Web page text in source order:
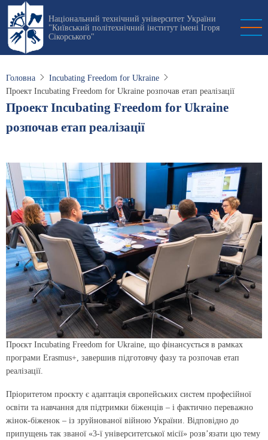
Перейти
основного
вмісту
Національний технічний університет України
"Київський політехнічний інститут імені Ігоря
Сікорського"
Головна
Incubating Freedom for Ukraine
Проект Incubating Freedom for Ukraine розпочав етап реалізації
Проект Incubating Freedom for Ukraine
розпочав етап реалізації
Проєкт Incubating Freedom for Ukraine, що фінансується в рамках
програми Erasmus+, завершив підготовчу фазу та розпочав етап
реалізації.
Пріоритетом проєкту є адаптація європейських систем професійної
освіти та навчання для підтримки біженців – і фактично переважно
жінок-біженок – із зруйнованої війною України. Відповідно до
припущень так званої «3-ї університетської місії» розв’язати цю тему